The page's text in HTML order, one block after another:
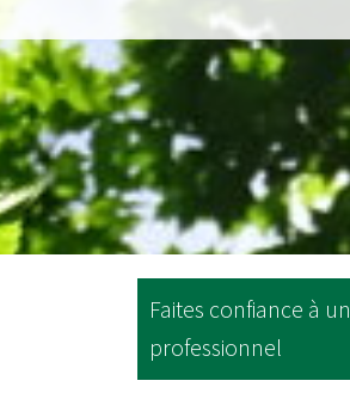
Faites confiance à un
professionnel